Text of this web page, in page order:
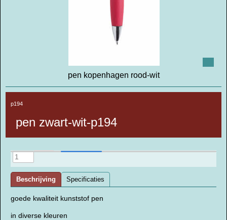
pen kopenhagen rood-wit
p194
pen zwart-wit-p194
Beschrijving Specificaties
goede kwaliteit kunststof pen
in diverse kleuren